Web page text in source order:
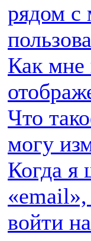
рядом
Как мне
Что
могу
Когда я
войти